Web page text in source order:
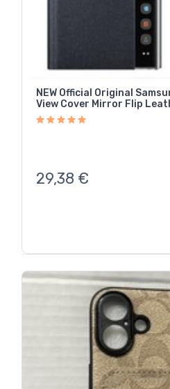
NEW Official Original
View Cover Mirror Flip
29,38 €